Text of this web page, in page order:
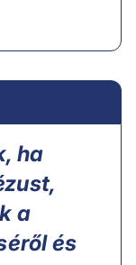
ha
a
és